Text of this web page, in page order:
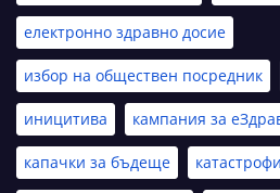
електронно здравно досие
избор на обществен посредник
иницитива кампания за
капачки за бъдеще